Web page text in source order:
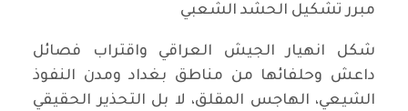
مبرر تشكيل الحشد الشعبي
شكل انهيار الجيش العراقي واقتراب فصائل
داعش وحلفائها من مناطق بغداد ومدن النفوذ
الشيعي، الهاجس المقلق، لا بل التحذير الحقيقي